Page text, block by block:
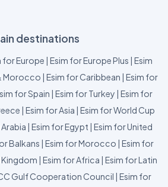
destinations
for Europe | Esim for Europe Plus | Esim
Morocco | Esim for Caribbean | Esim for
for Spain | Esim for Turkey | Esim for
| Esim for Asia | Esim for World Cup
| Esim for Egypt | Esim for United
Balkans | Esim for Morocco | Esim for
Kingdom | Esim for Africa | Esim for Latin
Gulf Cooperation Council | Esim for